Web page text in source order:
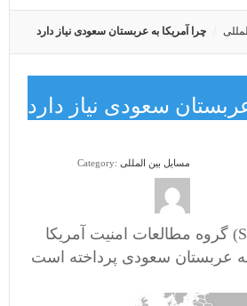
چرا آمریکا به عربستان سعودی نیاز دارد
سعودی نیاز دارد
Category: مسایل بین المللی
گروه مطالعات امنیت آمریکا (SSG) در گزارشی به